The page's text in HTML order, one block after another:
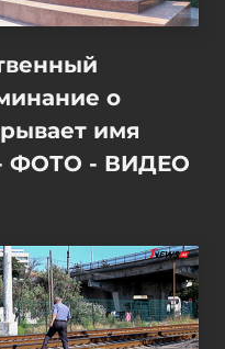
о
имя
ФОТО - ВИДЕО